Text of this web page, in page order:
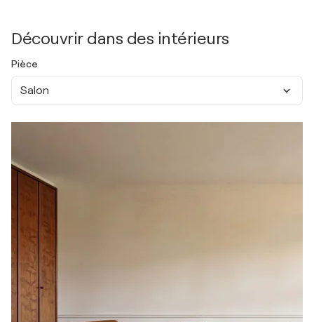
Découvrir dans des intérieurs
Pièce
Salon